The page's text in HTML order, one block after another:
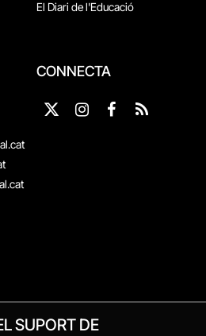
El Diari de l'Educació
CONNECTA
X
Instagram
Facebook
RSS
SUPORT DE